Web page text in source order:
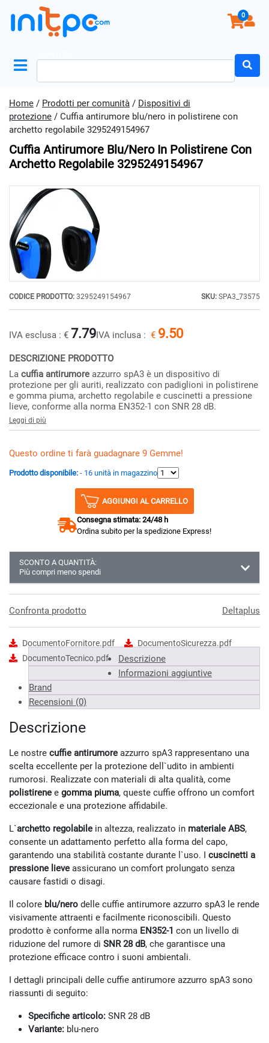
0
Home / Prodotti per comunità / Dispositivi di
protezione / Cuffia antirumore blu/nero in polistirene con
archetto regolabile 3295249154967
Cuffia Antirumore Blu/nero In Polistirene Con
Archetto Regolabile 3295249154967
CODICE PRODOTTO: 3295249154967 SKU: SPA3_73575
IVA esclusa : € 7.79IVA inclusa : € 9.50
DESCRIZIONE PRODOTTO
La cuffia antirumore azzurro spA3 è un dispositivo di
protezione per gli auriti, realizzato con padiglioni in polistirene
e gomma piuma, archetto regolabile e cuscinetti a pressione
lieve, conforme alla norma EN352-1 con SNR 28 dB.
Leggi di più
Questo ordine ti farà guadagnare 9 Gemme!
Prodotto disponibile: - 16 unità in magazzino
AGGIUNGI AL CARRELLO
Consegna stimata: 24/48 h
Ordina subito per la spedizione Express!
SCONTO A QUANTITÀ:
Più compri meno spendi
Almeno 6 unità
9.31 €
*Prezzi IVA inclusa
Confronta prodotto Deltaplus
DocumentoFornitore.pdf
DocumentoSicurezza.pdf
DocumentoTecnico.pdf
Descrizione
Informazioni aggiuntive
Brand
Recensioni (0)
Descrizione
Le nostre cuffie antirumore azzurro spA3 rappresentano una
scelta eccellente per la protezione dell`udito in ambienti
rumorosi. Realizzate con materiali di alta qualità, come
polistirene e gomma piuma, queste cuffie offrono un comfort
eccezionale e una protezione affidabile.
L`archetto regolabile in altezza, realizzato in materiale ABS,
consente un adattamento perfetto alla forma del capo,
garantendo una stabilità costante durante l`uso. I cuscinetti a
pressione lieve assicurano un comfort prolungato senza
causare fastidi o disagi.
Il colore blu/nero delle cuffie antirumore azzurro spA3 le rende
visivamente attraenti e facilmente riconoscibili. Questo
prodotto è conforme alla norma EN352-1 con un livello di
riduzione del rumore di SNR 28 dB, che garantisce una
protezione efficace contro i suoni ambientali.
I dettagli principali delle cuffie antirumore azzurro spA3 sono
riassunti di seguito:
Specifiche articolo: SNR 28 dB
Variante: blu-nero